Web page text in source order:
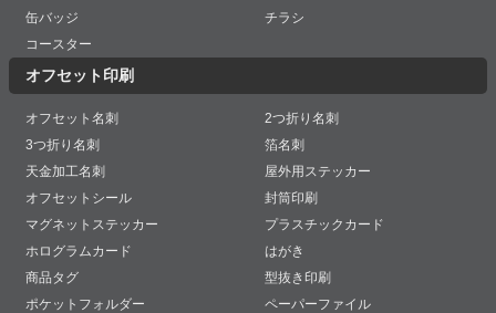
缶バッジ
チラシ
コースター
オフセット印刷
オフセット名刺
2つ折り名刺
3つ折り名刺
箔名刺
天金加工名刺
屋外用ステッカー
オフセットシール
封筒印刷
マグネットステッカー
プラスチックカード
ホログラムカード
はがき
商品タグ
型抜き印刷
ポケットフォルダー
ペーパーファイル